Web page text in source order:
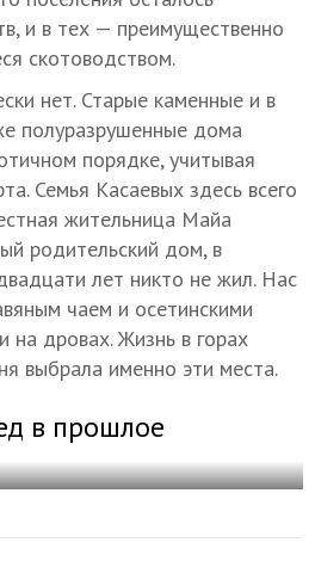
и в тех — преимущественно
скотоводством.
нет. Старые каменные и в
полуразрушенные дома
порядке, учитывая
Семья Касаевых здесь всего
жительница Майа
родительский дом, в
лет никто не жил. Нас
чаем и осетинскими
на дровах. Жизнь в горах
выбрала именно эти места.
в прошлое